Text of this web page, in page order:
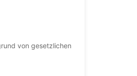
von gesetzlichen